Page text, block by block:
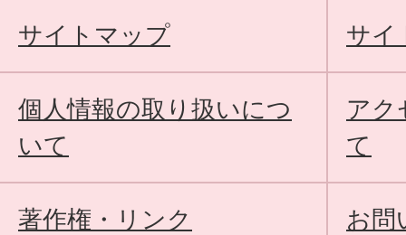
サイトマップ サイ
個人情報の取り扱いにつ
いて
アク
て
著作権・リンク お問